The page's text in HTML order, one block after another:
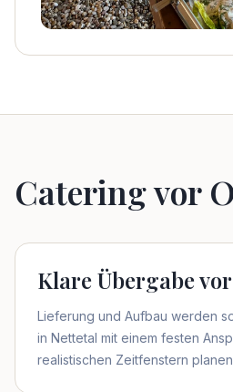
Catering vor
Klare Übergabe
Lieferung und Aufbau werden
in Nettetal mit einem festen
realistischen Zeitfenstern